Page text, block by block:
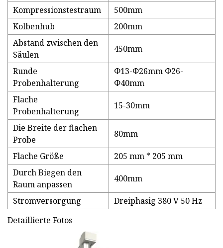
Kompressionstestraum
500mm
Kolbenhub
200mm
Abstand zwischen den
Säulen
450mm
Runde
Probenhalterung
Φ13-Φ26mm Φ26-
Φ40mm
Flache
Probenhalterung
15-30mm
Die Breite der flachen
Probe
80mm
Flache Größe
205 mm * 205 mm
Durch Biegen den
Raum anpassen
400mm
Stromversorgung
Dreiphasig 380 V 50 Hz
Detaillierte Fotos